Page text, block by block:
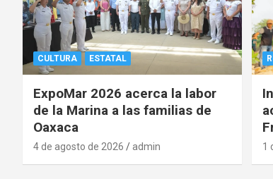
CULTURA ESTATAL
ExpoMar 2026 acerca la labor
de la Marina a las familias de
Oaxaca
4 de agosto de 2026 admin 1